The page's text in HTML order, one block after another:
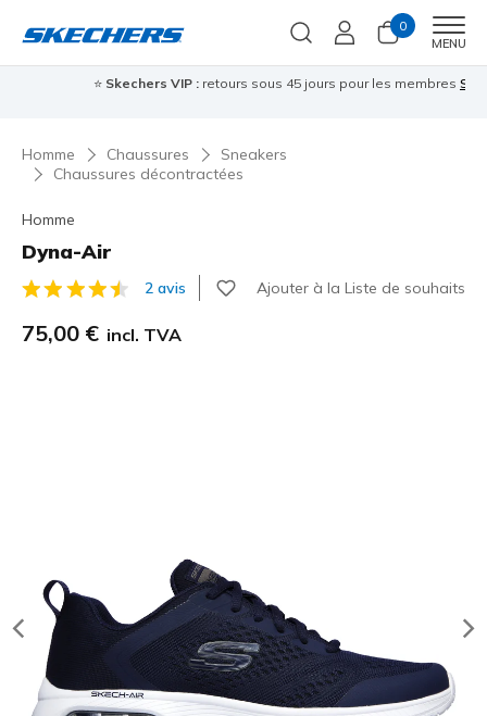
0
MENU
Skechers VIP :retours sous 45 jours pour les membres S'inscrire⭐
Homme Chaussures
Sneakers
Chaussures décontractées
Homme
Dyna-Air
Évaluation client 3,9 sur 5
2 avis Ajouter à la Liste de souhaits
75,00 € incl. TVA